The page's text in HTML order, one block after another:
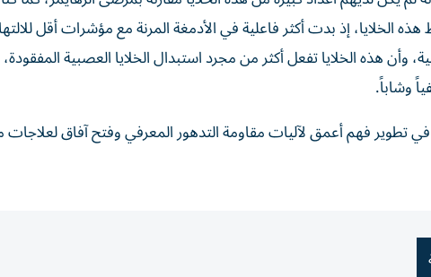
الخلايا، إذ بدت أكثر فاعلية في الأدمغة المرنة مع مؤشرات أقل
وأن هذه الخلايا تفعل أكثر من مجرد استبدال الخلايا العصبية
وشاباً.
تطوير فهم أعمق لآليات مقاومة التدهور المعرفي وفتح آفاق